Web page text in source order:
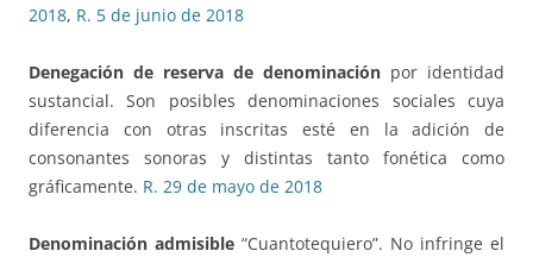
2018, R. 5 de junio de 2018
Denegación de reserva de denominación por identidad
sustancial. Son posibles denominaciones sociales cuya
diferencia con otras inscritas esté en la adición de
consonantes sonoras y distintas tanto fonética como
gráficamente. R. 29 de mayo de 2018
Denominación admisible “Cuantotequiero”. No infringe el